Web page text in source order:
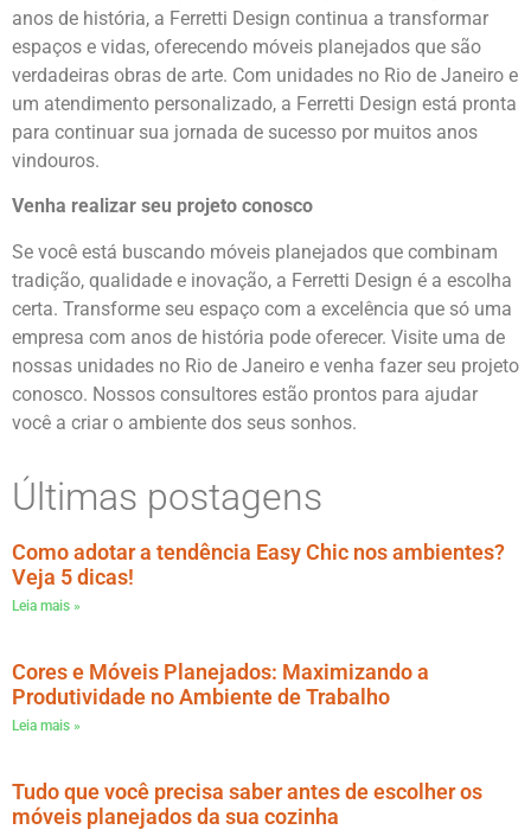
anos de história, a Ferretti Design continua a transformar
espaços e vidas, oferecendo móveis planejados que são
verdadeiras obras de arte. Com unidades no Rio de Janeiro e
um atendimento personalizado, a Ferretti Design está pronta
para continuar sua jornada de sucesso por muitos anos
vindouros.
Venha realizar seu projeto conosco
Se você está buscando móveis planejados que combinam
tradição, qualidade e inovação, a Ferretti Design é a escolha
certa. Transforme seu espaço com a excelência que só uma
empresa com anos de história pode oferecer. Visite uma de
nossas unidades no Rio de Janeiro e venha fazer seu projeto
conosco. Nossos consultores estão prontos para ajudar
você a criar o ambiente dos seus sonhos.
Últimas postagens
Como adotar a tendência Easy Chic nos ambientes?
Veja 5 dicas!
Leia mais »
Cores e Móveis Planejados: Maximizando a
Produtividade no Ambiente de Trabalho
Leia mais »
Tudo que você precisa saber antes de escolher os
móveis planejados da sua cozinha